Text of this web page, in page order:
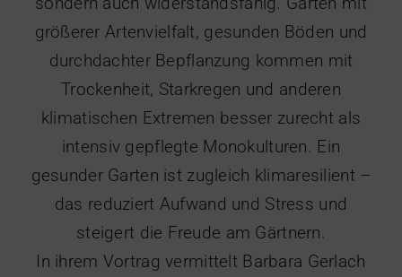
größerer Artenvielfalt, gesunden Böden und
durchdachter Bepflanzung kommen mit
Trockenheit, Starkregen und anderen
klimatischen Extremen besser zurecht als
intensiv gepflegte Monokulturen. Ein
gesunder Garten ist zugleich klimaresilient –
das reduziert Aufwand und Stress und
steigert die Freude am Gärtnern.
In ihrem Vortrag vermittelt Barbara Gerlach